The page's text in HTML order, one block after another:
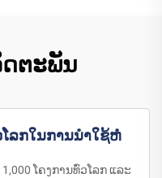
ຕະພັນ
ລກໃນການນຳໃຊ້ຫໍ
ໂຄງການທົ່ວໂລກ ແລະ